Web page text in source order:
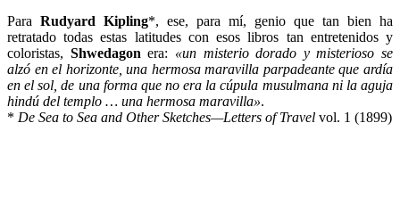
Para Rudyard Kipling*, ese, para mí, genio que tan bien ha
retratado todas estas latitudes con esos libros tan entretenidos y
coloristas, Shwedagon era: «un misterio dorado y misterioso se
alzó en el horizonte, una hermosa maravilla parpadeante que ardía
en el sol, de una forma que no era la cúpula musulmana ni la aguja
hindú del templo … una hermosa maravilla».
* De Sea to Sea and Other Sketches—Letters of Travel vol. 1 (1899)